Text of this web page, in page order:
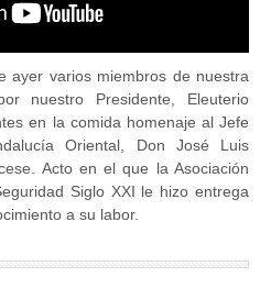
ayer varios miembros de nuestra
nuestro Presidente, Eleuterio
en la comida homenaje al Jefe
Oriental, Don José Luis
Acto en el que la Asociación
Siglo XXI le hizo entrega
a su labor.